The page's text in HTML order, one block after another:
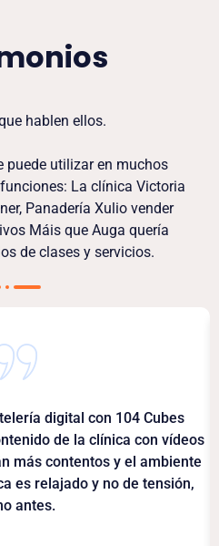
hablen ellos.
puede utilizar en muchos
La clínica Victoria
Panadería Xulio vender
Máis que Auga quería
de clases y servicios.
digital con 104 Cubes
de la clínica con vídeos
más contentos y el ambiente
es relajado y no de tensión,
antes.